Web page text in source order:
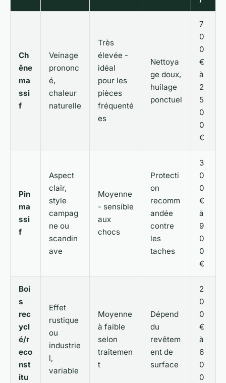
Ch
êne
ma
ssi
f
Veinage
prononc
é,
chaleur
naturelle
Très
élevée -
idéal
pour les
pièces
fréquenté
es
Nettoya
ge doux,
huilage
ponctuel
7
0
0
€
à
2
5
0
0
€
Pin
ma
ssi
f
Aspect
clair,
style
campag
ne ou
scandin
ave
Moyenne
- sensible
aux
chocs
Protecti
on
recomm
andée
contre
les
taches
3
0
0
€
à
9
0
0
€
Boi
s
rec
ycl
é/r
eco
nst
itu
Effet
rustique
ou
industrie
l,
variable
Moyenne
à faible
selon
traitemen
t
Dépend
du
revêtem
ent de
surface
2
0
0
€
à
6
0
0